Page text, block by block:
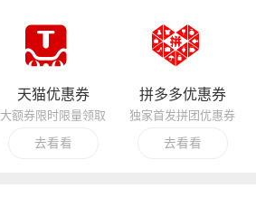
天猫优惠券
大额券限时限量领取
去看看
拼多多优惠券
独家首发拼团优惠券
去看看